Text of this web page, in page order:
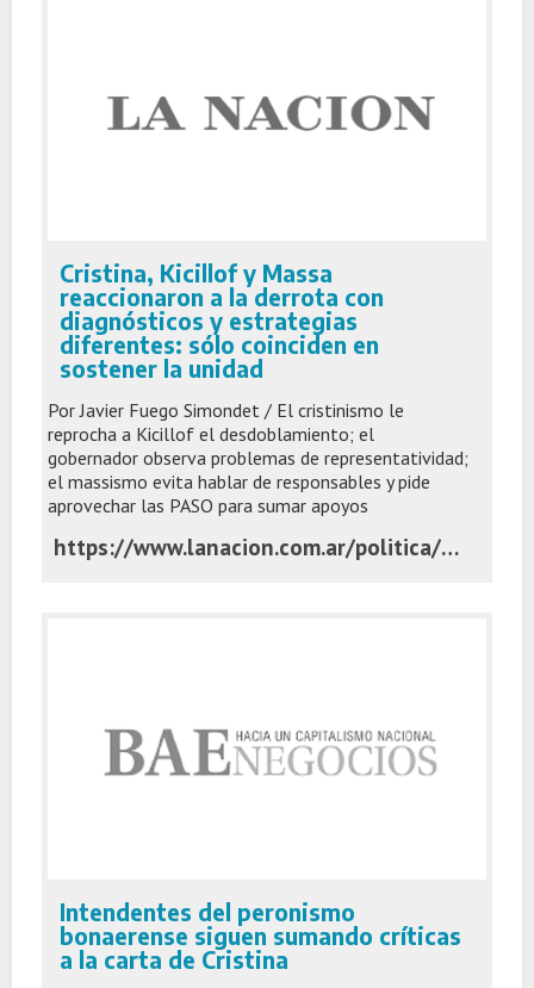
Cristina, Kicillof y Massa
reaccionaron a la derrota con
diagnósticos y estrategias
diferentes: sólo coinciden en
sostener la unidad
Por Javier Fuego Simondet / El cristinismo le
reprocha a Kicillof el desdoblamiento; el
gobernador observa problemas de representatividad;
el massismo evita hablar de responsables y pide
aprovechar las PASO para sumar apoyos
https://www.lanacion.com.ar/politica/cristina-kicillof-y-massa-reaccionaron-a-la-derrota-con-diagnosticos-y-estrategias-diferentes-solo-nid03112025/
Intendentes del peronismo
bonaerense siguen sumando críticas
a la carta de Cristina